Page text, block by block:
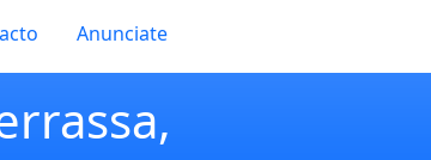
Anunciate